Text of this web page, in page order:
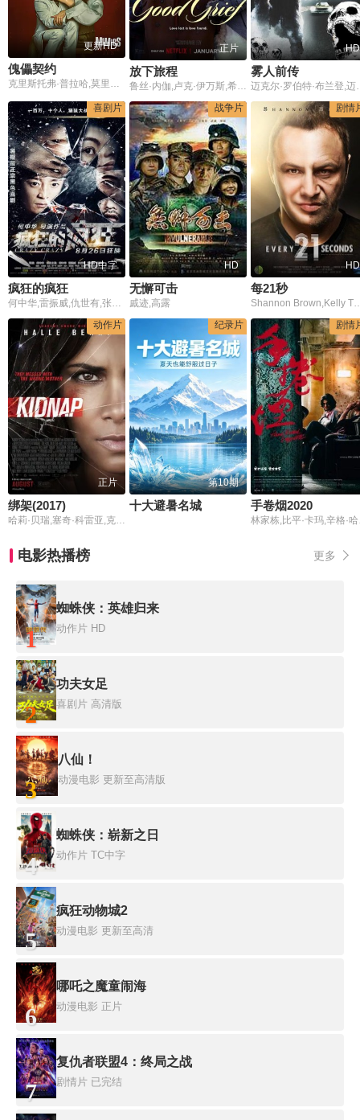
更新HD
傀儡契约
克里斯托弗·普拉哈,莫里亚,斯蒂芬·托布罗斯基
正片
放下旅程
鲁丝·内伽,卢克·伊万斯,希米什·帕特尔,大卫·布拉德利,西莉亚·伊姆里,阿诺德·瓦卢瓦,贾马尔·韦斯特曼
HD
雾人前传
迈克尔·
喜剧片
HD中字
疯狂的疯狂
何中华,雷振威,仇世有,张钰茜,任希鸿,贾娅
战争片
HD
无懈可击
戚迹,高露
剧情
HD
每21秒
Shannon
动作片
正片
绑架(2017)
哈莉·贝瑞,塞奇·科雷亚,克里斯·麦金
纪录片
第10期
十大避暑名城
剧情
手卷烟2020
林
电影热播榜 更多
1
蜘蛛侠：英雄归来
动作片 HD
2
功夫女足
喜剧片 高清版
3
八仙！
动漫电影 更新至高清版
4
蜘蛛侠：崭新之日
动作片 TC中字
5
疯狂动物城2
动漫电影 更新至高清
6
哪吒之魔童闹海
动漫电影 正片
7
复仇者联盟4：终局之战
剧情片 已完结